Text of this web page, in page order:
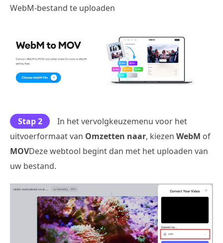
WebM-bestand te uploaden
Stap 2
In het vervolgkeuzemenu voor het
uitvoerformaat van Omzetten naar, kiezen WebM of
MOVDeze webtool begint dan met het uploaden van
uw bestand.